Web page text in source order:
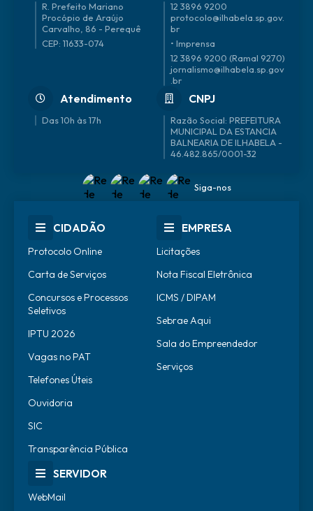
R. Prefeito Mariano
Procópio de Araújo
Carvalho, 86 - Perequê
CEP: 11633-074
12 3896 9200
protocolo@ilhabela.sp.gov.
br
• Imprensa
12 3896 9200 (Ramal 9270)
jornalismo@ilhabela.sp.gov
.br
Atendimento
Das 10h às 17h
CNPJ
46.482.865/0001-32
Siga-nos
CIDADÃO
Protocolo Online
Carta de Serviços
Concursos e Processos
Seletivos
IPTU 2026
Vagas no PAT
Telefones Úteis
Ouvidoria
SIC
Transparência Pública
EMPRESA
Licitações
Nota Fiscal Eletrônica
ICMS / DIPAM
Sebrae Aqui
Sala do Empreendedor
Serviços
SERVIDOR
WebMail